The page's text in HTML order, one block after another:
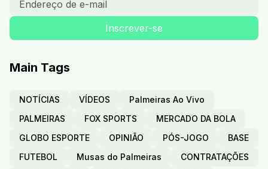
Main Tags
NOTÍCIAS VÍDEOS
Palmeiras Ao Vivo
PALMEIRAS
FOX SPORTS
MERCADO DA BOLA
GLOBO ESPORTE
OPINIÃO PÓS-JOGO
BASE
FUTEBOL
Musas do Palmeiras
CONTRATAÇÕES